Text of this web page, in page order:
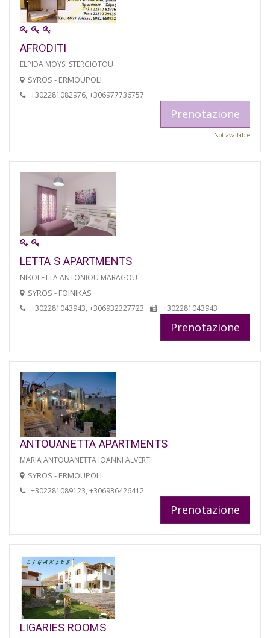
AFRODITI
ELPIDA MOYSI STERGIOTOU
SYROS - ERMOUPOLI
+302281082976, +306977736757
Prenotazione
Not available
LETTA S APARTMENTS
NIKOLETTA ANTONIOU MARAGOU
SYROS - FOINIKAS
+302281043943, +306932327723 +302281043943
Prenotazione
ANTOUANETTA APARTMENTS
MARIA ANTOUANETTA IOANNI ALVERTI
SYROS - ERMOUPOLI
+302281089123, +306936426412
Prenotazione
LIGARIES ROOMS